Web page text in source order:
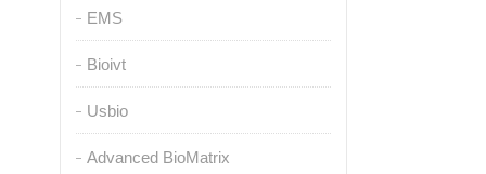
EMS
Bioivt
Usbio
Advanced BioMatrix